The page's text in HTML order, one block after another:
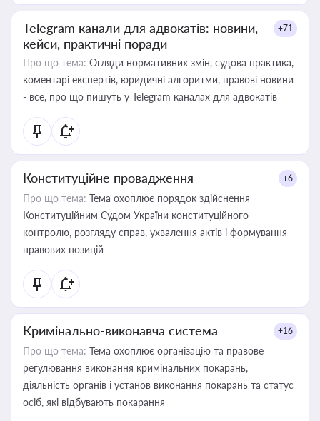
Telegram канали для адвокатів: новини,
кейси, практичні поради
+71
Про що тема: Огляди нормативних змін, судова практика,
коментарі експертів, юридичні алгоритми, правові новини
- все, про що пишуть у Telegram каналах для адвокатів
Конституційне провадження +6
Про що тема: Тема охоплює порядок здійснення
Конституційним Судом України конституційного
контролю, розгляду справ, ухвалення актів і формування
правових позицій
Кримінально-виконавча система +16
Про що тема: Тема охоплює організацію та правове
регулювання виконання кримінальних покарань,
діяльність органів і установ виконання покарань та статус
осіб, які відбувають покарання